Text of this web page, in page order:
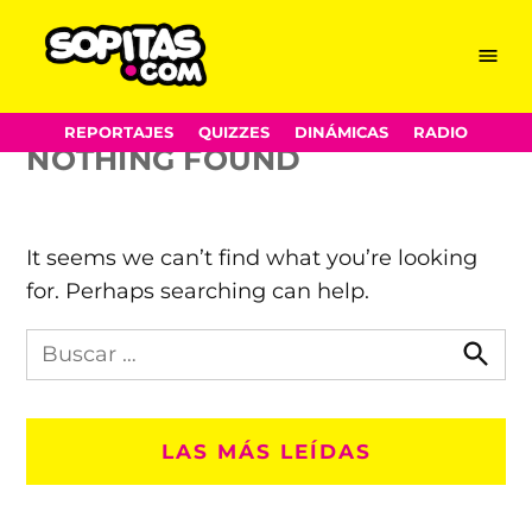
content
Menu
REPORTAJES QUIZZES DINÁMICAS RADIO
Football Leaks
NOTHING FOUND
It seems we can’t find what you’re looking
for. Perhaps searching can help.
Busca
en
LAS MÁS LEÍDAS